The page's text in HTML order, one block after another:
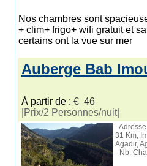
Nos chambres sont
+ clim+ frigo+ wifi gratuit et
certains ont la vue sur mer
Auberge Bab
À partir de : € 46
|Prix/2 Personnes/nuit|
-
31 Km,
Agadir,
- Nb.